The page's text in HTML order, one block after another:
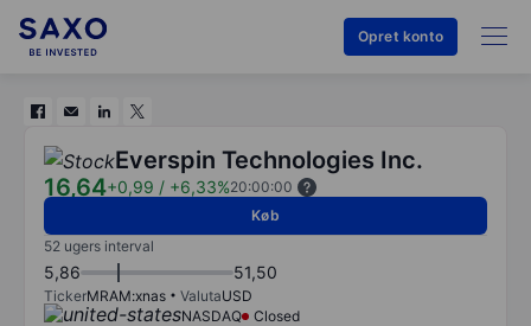
Opret konto
Everspin Technologies Inc.
16,64+0,99 / +6,33%20:00:00
Køb
52 ugers interval
5,86 51,50
TickerMRAM:xnas ValutaUSD
NASDAQ
Closed